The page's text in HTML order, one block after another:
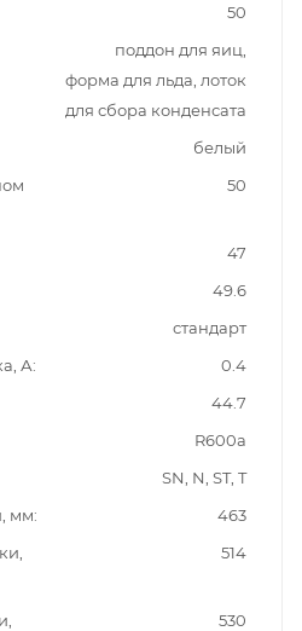
50
поддон для яиц,
форма для льда, лоток
для сбора конденсата
белый
50
47
49.6
стандарт
А
0.4
44.7
R600a
SN, N, ST, T
мм
463
514
530